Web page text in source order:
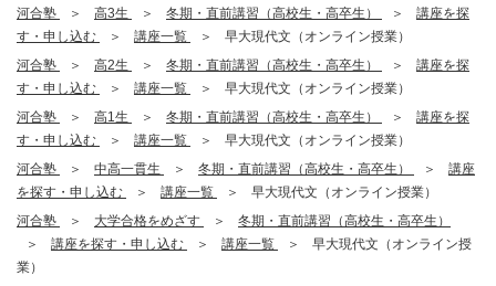
河合塾
高3生 冬期・直前講習（高校生・高卒生）
講座を探
す・申し込む
講座一覧
早大現代文（オンライン授業）
河合塾
高2生 冬期・直前講習（高校生・高卒生）
講座を探
す・申し込む
講座一覧
早大現代文（オンライン授業）
河合塾
高1生 冬期・直前講習（高校生・高卒生）
講座を探
す・申し込む
講座一覧
早大現代文（オンライン授業）
河合塾
中高一貫生 冬期・直前講習（高校生・高卒生）
講座
を探す・申し込む
講座一覧
早大現代文（オンライン授業）
河合塾
大学合格をめざす
冬期・直前講習（高校生・高卒生）
講座を探す・申し込む
講座一覧
早大現代文（オンライン授
業）